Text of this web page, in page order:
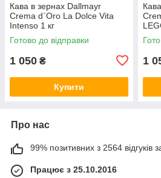
Кава в зернах Dallmayr
Crema d`Oro La Dolce Vita
Intenso 1 кг
Готово до відправки
1 050 ₴
Купити
1
Про нас
99% позитивних з 2564 відгуків
Працює з 25.10.2016